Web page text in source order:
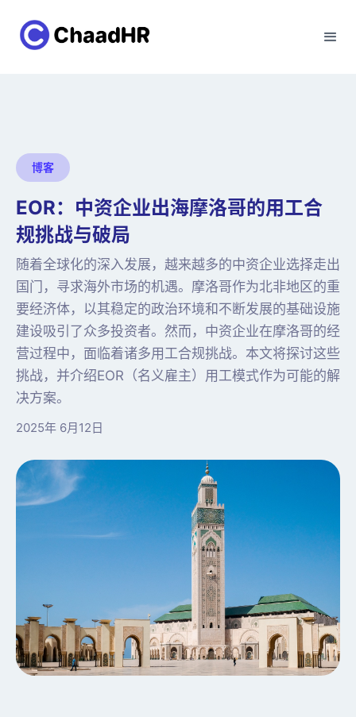
博客
EOR：中资企业出海摩洛哥的用工合
规挑战与破局
随着全球化的深入发展，越来越多的中资企业选择走出
国门，寻求海外市场的机遇。摩洛哥作为北非地区的重
要经济体，以其稳定的政治环境和不断发展的基础设施
建设吸引了众多投资者。然而，中资企业在摩洛哥的经
营过程中，面临着诸多用工合规挑战。本文将探讨这些
挑战，并介绍EOR（名义雇主）用工模式作为可能的解
决方案。
2025年 6月12日